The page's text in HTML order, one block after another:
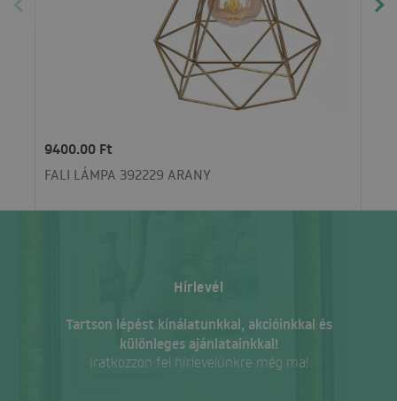
9400.00 Ft
FALI LÁMPA 392229 ARANY
Hírlevél
Tartson lépést kínálatunkkal, akcióinkkal és
különleges ajánlatainkkal!
Iratkozzon fel hírlevelünkre még ma!